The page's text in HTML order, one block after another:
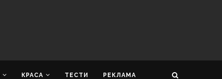
КРАСА ТЕСТИ РЕКЛАМА